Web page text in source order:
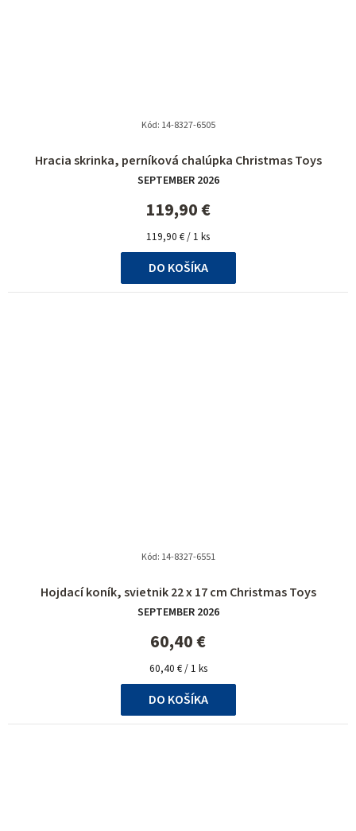
Hracia skrinka, perníková chalúpka Christmas Toys
SEPTEMBER 2026
119,90 €
Jednotková
cena:
119,90 € / 1 ks
DO KOŠÍKA
Kód: 14-8327-6505
Hojdací koník, svietnik 22 x 17 cm Christmas Toys
hodnotenie
produktu
je
5,0
z
5
hviezdičiek.
SEPTEMBER 2026
60,40 €
Jednotková
cena:
60,40 € / 1 ks
DO KOŠÍKA
Kód: 14-8327-6551